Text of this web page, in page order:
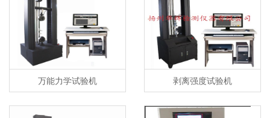
万能力学试验机 剥离强度试验机